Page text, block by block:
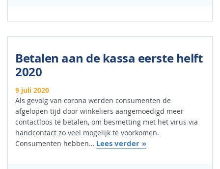
Betalen aan de kassa eerste helft
2020
9 juli 2020
Als gevolg van corona werden consumenten de
afgelopen tijd door winkeliers aangemoedigd meer
contactloos te betalen, om besmetting met het virus via
handcontact zo veel mogelijk te voorkomen.
Consumenten hebben… Lees verder